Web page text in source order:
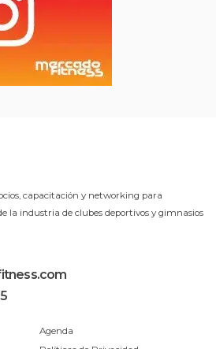
capacitación y networking para
la industria de clubes deportivos y gimnasios
Agenda